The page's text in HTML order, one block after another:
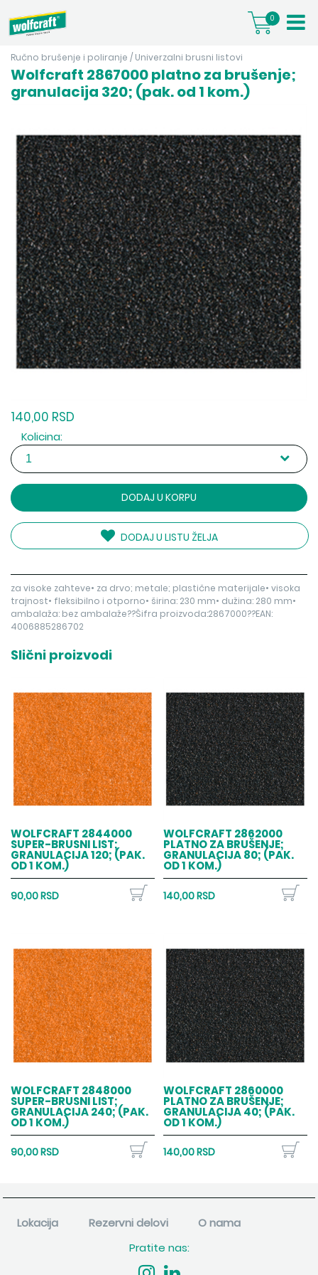
0
Ručno brušenje i poliranje / Univerzalni brusni listovi
Wolfcraft 2867000 platno za brušenje;
granulacija 320; (pak. od 1 kom.)
140,00 RSD
Kolicina:
DODAJ U KORPU
DODAJ U LISTU ŽELJA
za visoke zahteve• za drvo; metale; plastične materijale• visoka
trajnost• fleksibilno i otporno• širina: 230 mm• dužina: 280 mm•
ambalaža: bez ambalaže??Šifra proizvoda:2867000??EAN:
4006885286702
Slični proizvodi
WOLFCRAFT 2844000
SUPER-BRUSNI LIST;
GRANULACIJA 120; (PAK.
OD 1 KOM.)
90,00 RSD
WOLFCRAFT 2862000
PLATNO ZA BRUŠENJE;
GRANULACIJA 80; (PAK.
OD 1 KOM.)
140,00 RSD
WOLFCRAFT 2848000
SUPER-BRUSNI LIST;
GRANULACIJA 240; (PAK.
OD 1 KOM.)
90,00 RSD
WOLFCRAFT 2860000
PLATNO ZA BRUŠENJE;
GRANULACIJA 40; (PAK.
OD 1 KOM.)
140,00 RSD
Lokacija Rezervni delovi
O nama
Pratite nas: